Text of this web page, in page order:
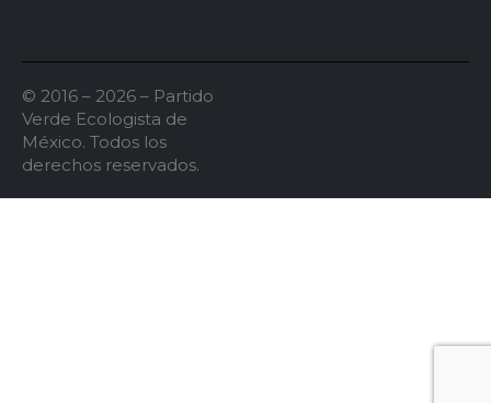
© 2016 – 2026 – Partido
Verde Ecologista de
México. Todos los
derechos reservados.